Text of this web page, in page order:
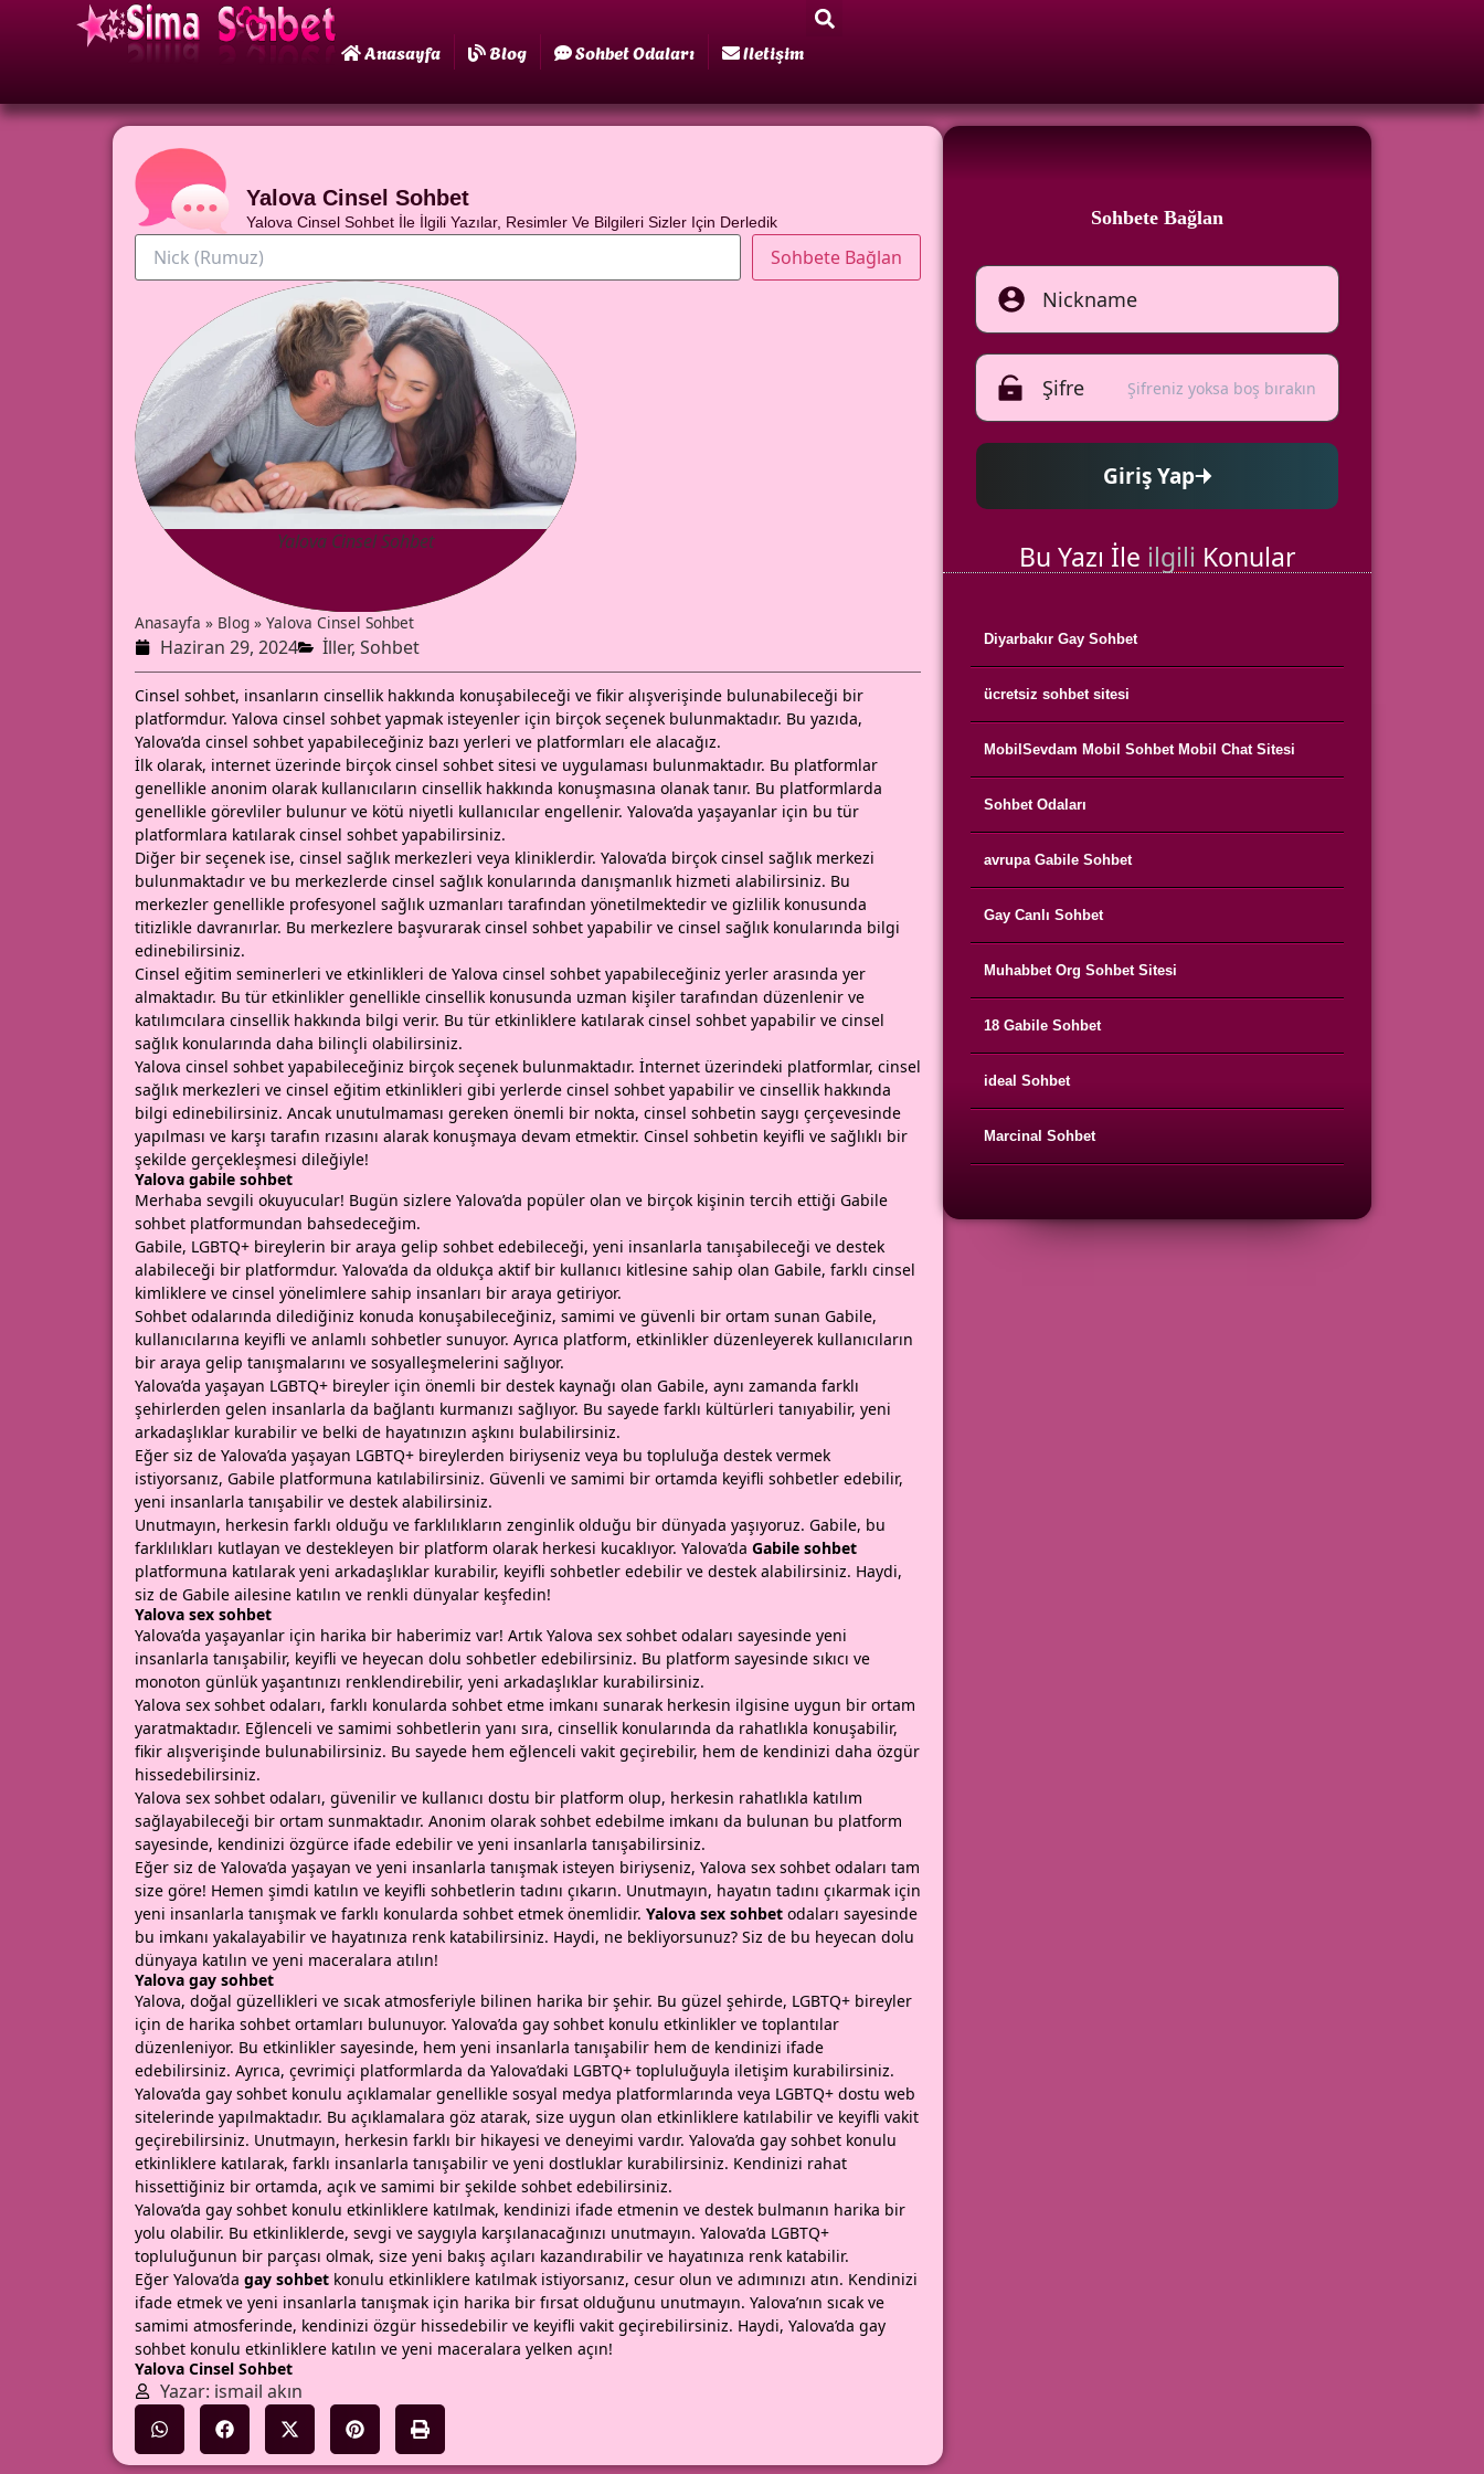
Anasayfa Blog Sohbet Odaları Iletişim
Yalova Cinsel Sohbet
Yalova Cinsel Sohbet İle İlgili Yazılar, Resimler Ve Bilgileri Sizler Için Derledik
Yalova Cinsel Sohbet
Anasayfa » Blog » Yalova Cinsel Sohbet
Haziran 29, 2024 İller, Sohbet
Cinsel sohbet, insanların cinsellik hakkında konuşabileceği ve fikir alışverişinde bulunabileceği bir
platformdur. Yalova cinsel sohbet yapmak isteyenler için birçok seçenek bulunmaktadır. Bu yazıda,
Yalova’da cinsel sohbet yapabileceğiniz bazı yerleri ve platformları ele alacağız.
İlk olarak, internet üzerinde birçok cinsel sohbet sitesi ve uygulaması bulunmaktadır. Bu platformlar
genellikle anonim olarak kullanıcıların cinsellik hakkında konuşmasına olanak tanır. Bu platformlarda
genellikle görevliler bulunur ve kötü niyetli kullanıcılar engellenir. Yalova’da yaşayanlar için bu tür
platformlara katılarak cinsel sohbet yapabilirsiniz.
Diğer bir seçenek ise, cinsel sağlık merkezleri veya kliniklerdir. Yalova’da birçok cinsel sağlık merkezi
bulunmaktadır ve bu merkezlerde cinsel sağlık konularında danışmanlık hizmeti alabilirsiniz. Bu
merkezler genellikle profesyonel sağlık uzmanları tarafından yönetilmektedir ve gizlilik konusunda
titizlikle davranırlar. Bu merkezlere başvurarak cinsel sohbet yapabilir ve cinsel sağlık konularında bilgi
edinebilirsiniz.
Cinsel eğitim seminerleri ve etkinlikleri de Yalova cinsel sohbet yapabileceğiniz yerler arasında yer
almaktadır. Bu tür etkinlikler genellikle cinsellik konusunda uzman kişiler tarafından düzenlenir ve
katılımcılara cinsellik hakkında bilgi verir. Bu tür etkinliklere katılarak cinsel sohbet yapabilir ve cinsel
sağlık konularında daha bilinçli olabilirsiniz.
Yalova cinsel sohbet yapabileceğiniz birçok seçenek bulunmaktadır. İnternet üzerindeki platformlar, cinsel
sağlık merkezleri ve cinsel eğitim etkinlikleri gibi yerlerde cinsel sohbet yapabilir ve cinsellik hakkında
bilgi edinebilirsiniz. Ancak unutulmaması gereken önemli bir nokta, cinsel sohbetin saygı çerçevesinde
yapılması ve karşı tarafın rızasını alarak konuşmaya devam etmektir. Cinsel sohbetin keyifli ve sağlıklı bir
şekilde gerçekleşmesi dileğiyle!
Yalova gabile sohbet
Merhaba sevgili okuyucular! Bugün sizlere Yalova’da popüler olan ve birçok kişinin tercih ettiği Gabile
sohbet platformundan bahsedeceğim.
Gabile, LGBTQ+ bireylerin bir araya gelip sohbet edebileceği, yeni insanlarla tanışabileceği ve destek
alabileceği bir platformdur. Yalova’da da oldukça aktif bir kullanıcı kitlesine sahip olan Gabile, farklı cinsel
kimliklere ve cinsel yönelimlere sahip insanları bir araya getiriyor.
Sohbet odalarında dilediğiniz konuda konuşabileceğiniz, samimi ve güvenli bir ortam sunan Gabile,
kullanıcılarına keyifli ve anlamlı sohbetler sunuyor. Ayrıca platform, etkinlikler düzenleyerek kullanıcıların
bir araya gelip tanışmalarını ve sosyalleşmelerini sağlıyor.
Yalova’da yaşayan LGBTQ+ bireyler için önemli bir destek kaynağı olan Gabile, aynı zamanda farklı
şehirlerden gelen insanlarla da bağlantı kurmanızı sağlıyor. Bu sayede farklı kültürleri tanıyabilir, yeni
arkadaşlıklar kurabilir ve belki de hayatınızın aşkını bulabilirsiniz.
Eğer siz de Yalova’da yaşayan LGBTQ+ bireylerden biriyseniz veya bu topluluğa destek vermek
istiyorsanız, Gabile platformuna katılabilirsiniz. Güvenli ve samimi bir ortamda keyifli sohbetler edebilir,
yeni insanlarla tanışabilir ve destek alabilirsiniz.
Unutmayın, herkesin farklı olduğu ve farklılıkların zenginlik olduğu bir dünyada yaşıyoruz. Gabile, bu
farklılıkları kutlayan ve destekleyen bir platform olarak herkesi kucaklıyor. Yalova’da Gabile sohbet
platformuna katılarak yeni arkadaşlıklar kurabilir, keyifli sohbetler edebilir ve destek alabilirsiniz. Haydi,
siz de Gabile ailesine katılın ve renkli dünyalar keşfedin!
Yalova sex sohbet
Yalova’da yaşayanlar için harika bir haberimiz var! Artık Yalova sex sohbet odaları sayesinde yeni
insanlarla tanışabilir, keyifli ve heyecan dolu sohbetler edebilirsiniz. Bu platform sayesinde sıkıcı ve
monoton günlük yaşantınızı renklendirebilir, yeni arkadaşlıklar kurabilirsiniz.
Yalova sex sohbet odaları, farklı konularda sohbet etme imkanı sunarak herkesin ilgisine uygun bir ortam
yaratmaktadır. Eğlenceli ve samimi sohbetlerin yanı sıra, cinsellik konularında da rahatlıkla konuşabilir,
fikir alışverişinde bulunabilirsiniz. Bu sayede hem eğlenceli vakit geçirebilir, hem de kendinizi daha özgür
hissedebilirsiniz.
Yalova sex sohbet odaları, güvenilir ve kullanıcı dostu bir platform olup, herkesin rahatlıkla katılım
sağlayabileceği bir ortam sunmaktadır. Anonim olarak sohbet edebilme imkanı da bulunan bu platform
sayesinde, kendinizi özgürce ifade edebilir ve yeni insanlarla tanışabilirsiniz.
Eğer siz de Yalova’da yaşayan ve yeni insanlarla tanışmak isteyen biriyseniz, Yalova sex sohbet odaları tam
size göre! Hemen şimdi katılın ve keyifli sohbetlerin tadını çıkarın. Unutmayın, hayatın tadını çıkarmak için
yeni insanlarla tanışmak ve farklı konularda sohbet etmek önemlidir. Yalova sex sohbet odaları sayesinde
bu imkanı yakalayabilir ve hayatınıza renk katabilirsiniz. Haydi, ne bekliyorsunuz? Siz de bu heyecan dolu
dünyaya katılın ve yeni maceralara atılın!
Yalova gay sohbet
Yalova, doğal güzellikleri ve sıcak atmosferiyle bilinen harika bir şehir. Bu güzel şehirde, LGBTQ+ bireyler
için de harika sohbet ortamları bulunuyor. Yalova’da gay sohbet konulu etkinlikler ve toplantılar
düzenleniyor. Bu etkinlikler sayesinde, hem yeni insanlarla tanışabilir hem de kendinizi ifade
edebilirsiniz. Ayrıca, çevrimiçi platformlarda da Yalova’daki LGBTQ+ topluluğuyla iletişim kurabilirsiniz.
Yalova’da gay sohbet konulu açıklamalar genellikle sosyal medya platformlarında veya LGBTQ+ dostu web
sitelerinde yapılmaktadır. Bu açıklamalara göz atarak, size uygun olan etkinliklere katılabilir ve keyifli vakit
geçirebilirsiniz. Unutmayın, herkesin farklı bir hikayesi ve deneyimi vardır. Yalova’da gay sohbet konulu
etkinliklere katılarak, farklı insanlarla tanışabilir ve yeni dostluklar kurabilirsiniz. Kendinizi rahat
hissettiğiniz bir ortamda, açık ve samimi bir şekilde sohbet edebilirsiniz.
Yalova’da gay sohbet konulu etkinliklere katılmak, kendinizi ifade etmenin ve destek bulmanın harika bir
yolu olabilir. Bu etkinliklerde, sevgi ve saygıyla karşılanacağınızı unutmayın. Yalova’da LGBTQ+
topluluğunun bir parçası olmak, size yeni bakış açıları kazandırabilir ve hayatınıza renk katabilir.
Eğer Yalova’da gay sohbet konulu etkinliklere katılmak istiyorsanız, cesur olun ve adımınızı atın. Kendinizi
ifade etmek ve yeni insanlarla tanışmak için harika bir fırsat olduğunu unutmayın. Yalova’nın sıcak ve
samimi atmosferinde, kendinizi özgür hissedebilir ve keyifli vakit geçirebilirsiniz. Haydi, Yalova’da gay
sohbet konulu etkinliklere katılın ve yeni maceralara yelken açın!
Yalova Cinsel Sohbet
Yazar: ismail akın
Sohbete Bağlan
Şifreniz yoksa boş bırakın
Giriş Yap
Bu Yazı İle ilgili Konular
Diyarbakır Gay Sohbet
ücretsiz sohbet sitesi
MobilSevdam Mobil Sohbet Mobil Chat Sitesi
Sohbet Odaları
avrupa Gabile Sohbet
Gay Canlı Sohbet
Muhabbet Org Sohbet Sitesi
18 Gabile Sohbet
ideal Sohbet
Marcinal Sohbet